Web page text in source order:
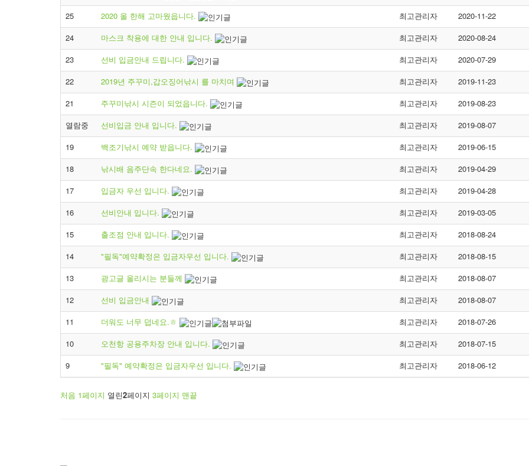
25
2020 올 한해 고마웠읍니다. 최고관리자
2020-11-22
24
마스크 착용에 대한 안내 입니다. 최고관리자
2020-08-24
23
선비 입금안내 드립니다. 최고관리자
2020-07-29
22
2019년 주꾸미,갑오징어낚시 를 마치며 최고관리자
2019-11-23
21
주꾸미낚시 시즌이 되었읍니다. 최고관리자
2019-08-23
열람중
선비입금 안내 입니다. 최고관리자
2019-08-07
19
백조기낚시 예약 받읍니다. 최고관리자
2019-06-15
18
낚시배 음주단속 한다네요. 최고관리자
2019-04-29
17
입금자 우선 입니다. 최고관리자
2019-04-28
16
선비안내 입니다. 최고관리자
2019-03-05
15
출조점 안내 입니다. 최고관리자
2018-08-24
14
"필독"예약확정은 입금자우선 입니다. 최고관리자
2018-08-15
13
광고글 올리시는 분들께 최고관리자
2018-08-07
12
선비 입금안내 최고관리자
2018-08-07
11
더워도 너무 덥네요.ㅎ 최고관리자
2018-07-26
10
오천항 공용주차장 안내 입니다. 최고관리자
2018-07-15
9
"필독" 예약확정은 입금자우선 입니다. 최고관리자 2018-06-12
처음 1페이지 열린2페이지 3페이지 맨끝